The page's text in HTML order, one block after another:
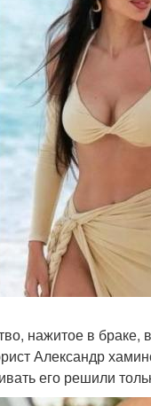
нажитое в
Александр
его решили